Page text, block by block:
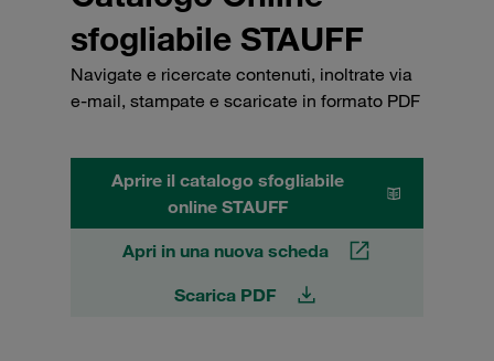
sfogliabile STAUFF
Navigate e ricercate contenuti, inoltrate via
e-mail, stampate e scaricate in formato PDF
Aprire il catalogo sfogliabile
online STAUFF
Apri in una nuova scheda
Scarica PDF